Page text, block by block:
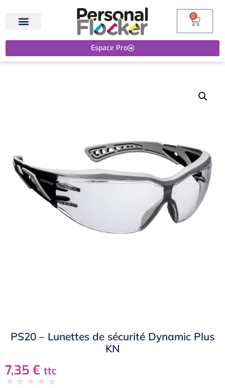
Espace Pro
0
PS20 – Lunettes de sécurité Dynamic Plus
KN
7,35 € ttc
★ ★ ★ ★ ★